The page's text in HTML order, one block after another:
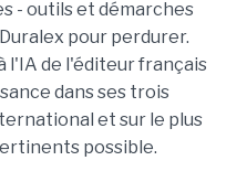
- outils et démarches
pour perdurer.
l'IA de l'éditeur français
dans ses trois
et sur le plus
possible.